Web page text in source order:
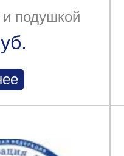
и подушкой